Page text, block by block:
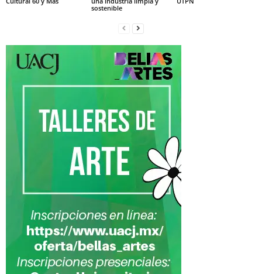
sostenible